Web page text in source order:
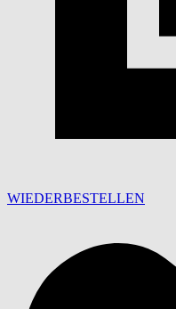
WIEDERBESTELLEN